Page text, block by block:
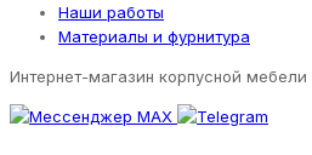
Наши работы
Материалы и фурнитура
Интернет-магазин корпусной мебели